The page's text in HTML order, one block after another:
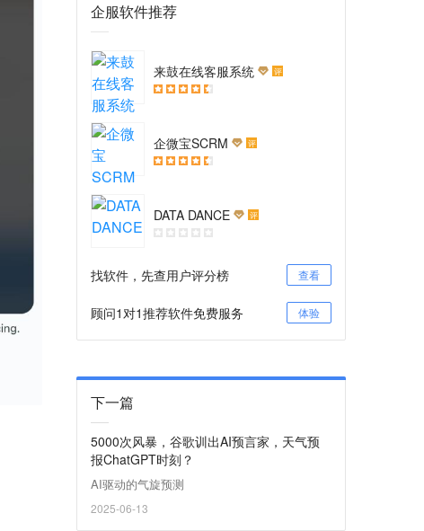
企服软件推荐
来鼓在线客服系统 评
企微宝SCRM 评
DATA DANCE 评
找软件，先查用户评分榜 查看
顾问1对1推荐软件免费服务 体验
下一篇
5000次风暴，谷歌训出AI预言家，天气预
报ChatGPT时刻？
AI驱动的气旋预测
2025-06-13